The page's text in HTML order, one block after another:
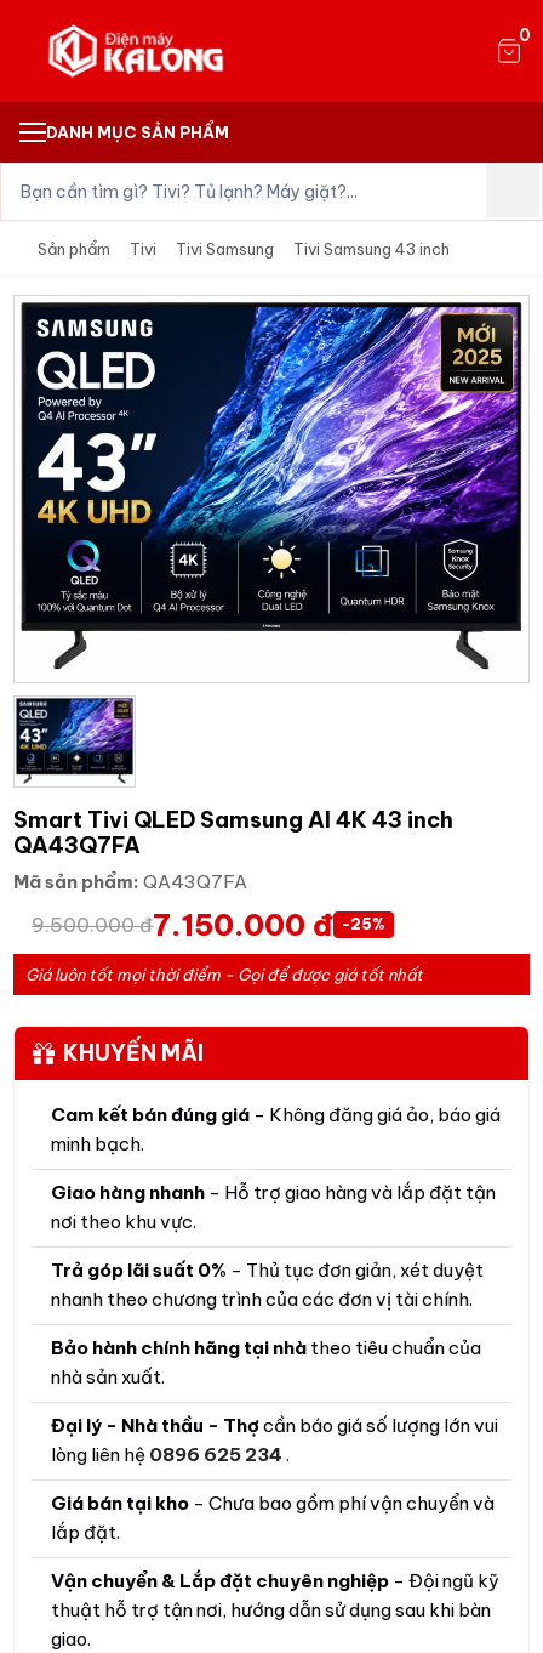
0
DANH MỤC SẢN PHẨM
Sản phẩm Tivi Tivi Samsung Tivi Samsung 43 inch
Smart Tivi QLED Samsung AI 4K 43 inch
QA43Q7FA
Mã sản phẩm:QA43Q7FA
9.500.000 đ7.150.000 đ -25%
Giá luôn tốt mọi thời điểm - Gọi để được giá tốt nhất
KHUYẾN MÃI
Cam kết bán đúng giá - Không đăng giá ảo, báo giá
minh bạch.
Giao hàng nhanh - Hỗ trợ giao hàng và lắp đặt tận
nơi theo khu vực.
Trả góp lãi suất 0% - Thủ tục đơn giản, xét duyệt
nhanh theo chương trình của các đơn vị tài chính.
Bảo hành chính hãng tại nhà theo tiêu chuẩn của
nhà sản xuất.
Đại lý - Nhà thầu - Thợcần báo giá số lượng lớn vui
lòng liên hệ 0896 625 234.
Giá bán tại kho - Chưa bao gồm phí vận chuyển và
lắp đặt.
Vận chuyển & Lắp đặt chuyên nghiệp - Đội ngũ kỹ
thuật hỗ trợ tận nơi, hướng dẫn sử dụng sau khi bàn
giao.